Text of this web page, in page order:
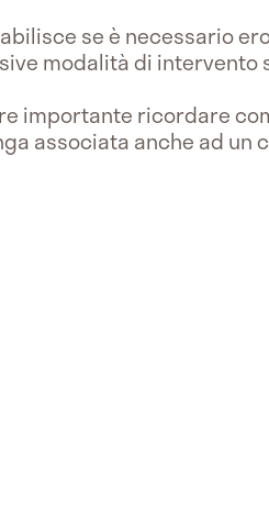
se è necessario
modalità di intervento
importante ricordare
associata anche ad un